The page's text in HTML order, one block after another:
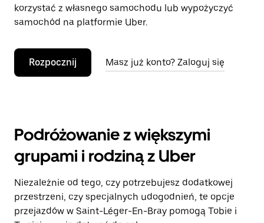
korzystać z własnego samochodu lub wypożyczyć
samochód na platformie Uber.
Rozpocznij Masz już konto? Zaloguj się
Podróżowanie z większymi
grupami i rodziną z Uber
Niezależnie od tego, czy potrzebujesz dodatkowej
przestrzeni, czy specjalnych udogodnień, te opcje
przejazdów w Saint-Léger-En-Bray pomogą Tobie i